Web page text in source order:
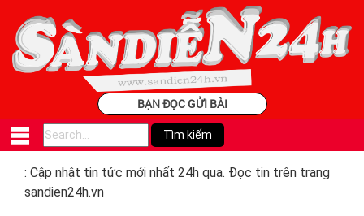
BẠN ĐỌC GỬI BÀI
: Cập nhật tin tức mới nhất 24h qua. Đọc tin trên trang
sandien24h.vn